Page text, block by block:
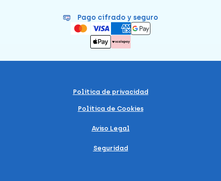
Pago cifrado y seguro
Política de privacidad
Política de Cookies
Aviso Legal
Seguridad